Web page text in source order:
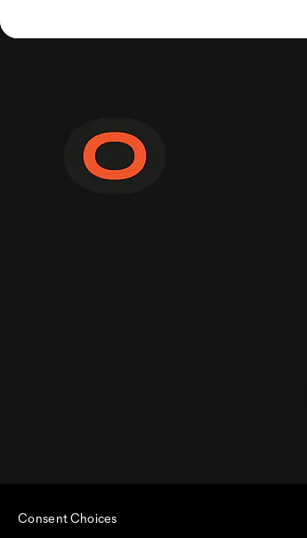
Consent Choices